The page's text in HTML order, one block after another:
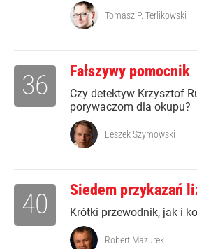
Tomasz P. Terlikowski
Fałszywy pomocnik
Czy detektyw Krzysztof
porywaczom dla okupu?
36
Leszek Szymowski
Siedem przykazań
Krótki przewodnik, jak i
40
Robert Mazurek